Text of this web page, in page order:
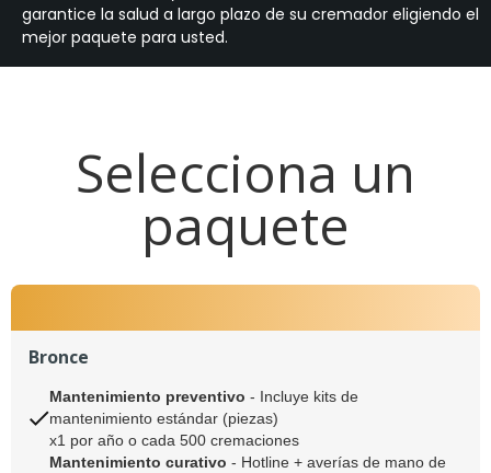
garantice la salud a largo plazo de su cremador eligiendo el
mejor paquete para usted.
Selecciona un
paquete
Bronce
Mantenimiento preventivo - Incluye kits de
mantenimiento estándar (piezas)
x1 por año o cada 500 cremaciones
Mantenimiento curativo - Hotline + averías de mano de